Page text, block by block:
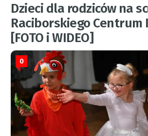
Dzieci dla rodziców na
Raciborskiego
[FOTO i WIDEO]
0